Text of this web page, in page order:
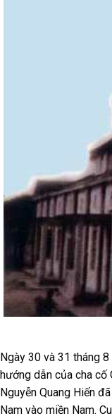
Ngày 30 và 31 tháng
hướng dẫn của cha
Nguyễn Quang Hiến
Nam vào miền Nam.